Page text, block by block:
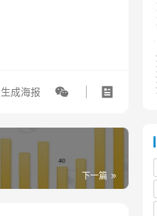
生成海报
下一篇